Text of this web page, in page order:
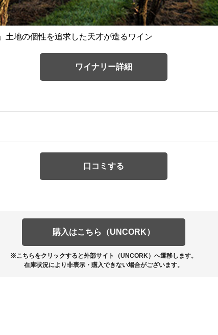
土地の個性を追求した天才が造るワイン
ワイナリー詳細
口コミする
購入はこちら（UNCORK）
※こちらをクリックすると外部サイト（UNCORK）へ遷移します。
在庫状況により非表示・購入できない場合がございます。